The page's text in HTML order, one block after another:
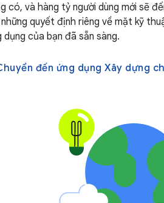
có, và hàng tỷ người dùng mới sẽ
quyết định riêng về mặt kỹ
dụng của bạn đã sẵn sàng.
đến ứng dụng Xây dựng